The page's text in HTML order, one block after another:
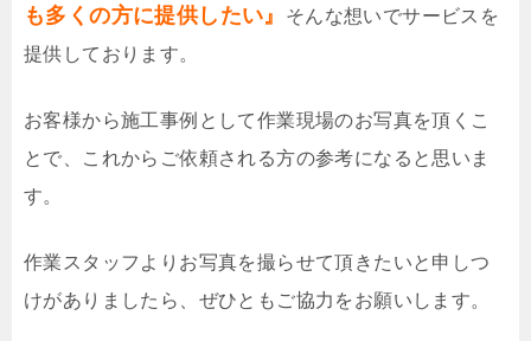
も多くの方に提供したい』
そんな想いでサービスを
提供しております。
お客様から施工事例として作業現場のお写真を頂くこ
とで、これからご依頼される方の参考になると思いま
す。
作業スタッフよりお写真を撮らせて頂きたいと申しつ
けがありましたら、ぜひともご協力をお願いします。